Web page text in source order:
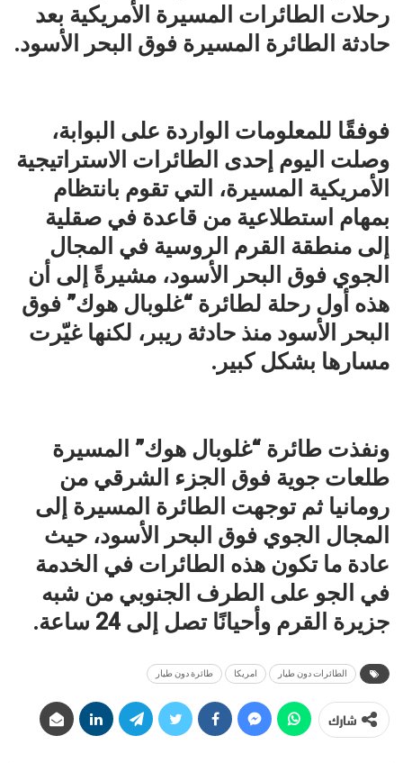
رحلات الطائرات المسيرة الأمريكية بعد
حادثة الطائرة المسيرة فوق البحر الأسود.
فوفقًا للمعلومات الواردة على البوابة،
وصلت اليوم إحدى الطائرات الاستراتيجية
الأمريكية المسيرة، التي تقوم بانتظام
بمهام استطلاعية من قاعدة في صقلية
إلى منطقة القرم الروسية في المجال
الجوي فوق البحر الأسود، مشيرةً إلى أن
هذه أول رحلة لطائرة “غلوبال هوك” فوق
البحر الأسود منذ حادثة ريبر، لكنها غيّرت
مسارها بشكل كبير.
ونفذت طائرة “غلوبال هوك” المسيرة
طلعات جوية فوق الجزء الشرقي من
رومانيا ثم توجهت الطائرة المسيرة إلى
المجال الجوي فوق البحر الأسود، حيث
عادة ما تكون هذه الطائرات في الخدمة
في الجو على الطرف الجنوبي من شبه
جزيرة القرم وأحيانًا تصل إلى 24 ساعة.
الطائرات دون طيار امريكا طائرة دون طيار
شارك